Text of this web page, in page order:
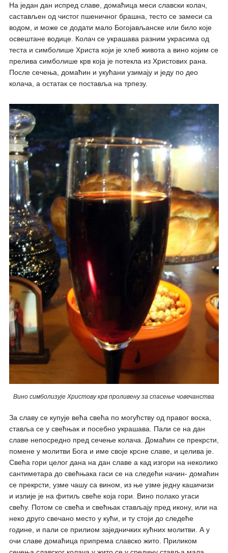
На један дан испред славе, домаћица меси славски колач,
састављен од чистог пшеничног брашна, тесто се замеси са
водом, и може се додати мало Богојављанске или било које
освештане водице. Колач се украшава разним украсима од
теста и симболише Христа који је хлеб живота а вино којим се
прелива симболише крв која је потекла из Христових рана.
После сечења, домаћин и укућани узимају и једу по део
колача, а остатак се поставља на трпезу.
Вино симболизује Христову крв проливену за спасење човечанства
За славу се купује већа свећа по могућству од правог воска,
ставља се у свећњак и посебно украшава. Пали се на дан
славе непосредно пред сечење колача. Домаћин се прекрсти,
помене у молитви Бога и име своје крсне славе, и целива је.
Свећа гори целог дана на дан славе а кад изгори на неколико
сантиметара до свећњака гаси се на следећи начин- домаћин
се прекрсти, узме чашу са вином, из ње узме једну кашичизи
и излије је на фитиљ свеће која гори. Вино полако угаси
свећу. Потом се свећа и свећњак стављају пред икону, или на
неко друго свечано место у кући, и ту стоји до следеће
године, и пали се прилиом заједничких кућних молитви. А у
очи славе домаћица припрема славско жито. Приликом